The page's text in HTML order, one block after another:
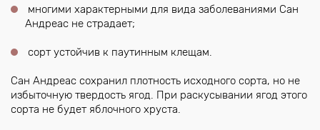
многими характерными для вида заболеваниями Сан
Андреас не страдает;
сорт устойчив к паутинным клещам.
Сан Андреас сохранил плотность исходного сорта, но не
избыточную твердость ягод. При раскусывании ягод этого
сорта не будет яблочного хруста.